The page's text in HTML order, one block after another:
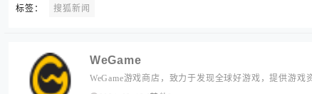
标签： 搜狐新闻
WeGame
WeGame游戏商店，致力于发现全球好游戏，提供游戏